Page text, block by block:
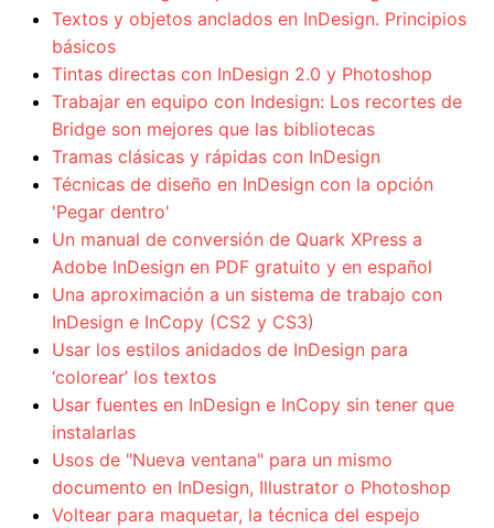
Textos y objetos anclados en InDesign. Principios
básicos
Tintas directas con InDesign 2.0 y Photoshop
Trabajar en equipo con Indesign: Los recortes de
Bridge son mejores que las bibliotecas
Tramas clásicas y rápidas con InDesign
Técnicas de diseño en InDesign con la opción
'Pegar dentro'
Un manual de conversión de Quark XPress a
Adobe InDesign en PDF gratuito y en español
Una aproximación a un sistema de trabajo con
InDesign e InCopy (CS2 y CS3)
Usar los estilos anidados de InDesign para
‘colorear’ los textos
Usar fuentes en InDesign e InCopy sin tener que
instalarlas
Usos de "Nueva ventana" para un mismo
documento en InDesign, Illustrator o Photoshop
Voltear para maquetar, la técnica del espejo